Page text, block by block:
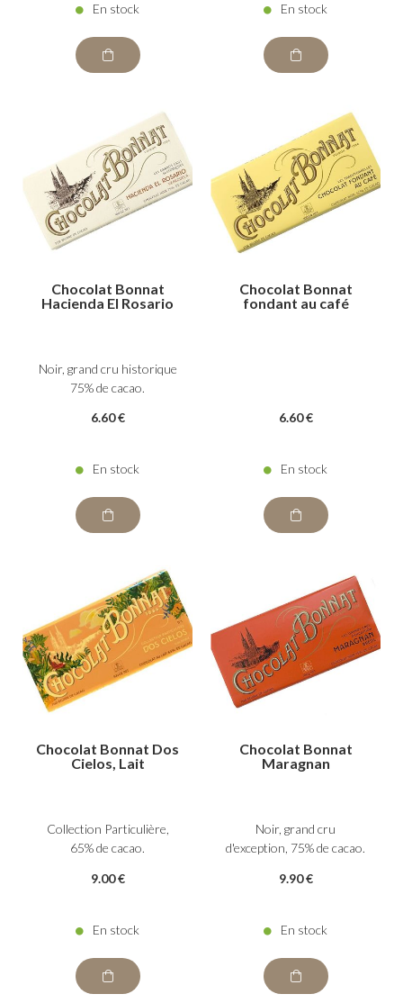
En stock En stock
Chocolat Bonnat
Hacienda El Rosario
Noir, grand cru historique
75% de cacao.
6.60 €
En stock
Chocolat Bonnat
fondant au café
6.60 €
En stock
Chocolat Bonnat Dos
Cielos, Lait
Collection Particulière,
65% de cacao.
9.00 €
En stock
Chocolat Bonnat
Maragnan
Noir, grand cru
d'exception, 75% de cacao.
9.90 €
En stock